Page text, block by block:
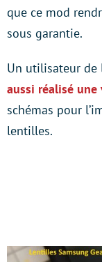
que ce mod
sous garantie.
Un utilisateur de
aussi réalisé une
schémas pour
lentilles.